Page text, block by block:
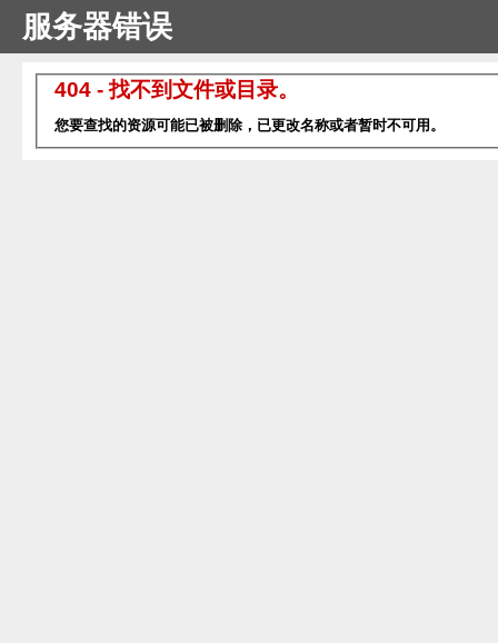
服务器错误
404 - 找不到文件或目录。
您要查找的资源可能已被删除，已更改名称或者暂时不可用。